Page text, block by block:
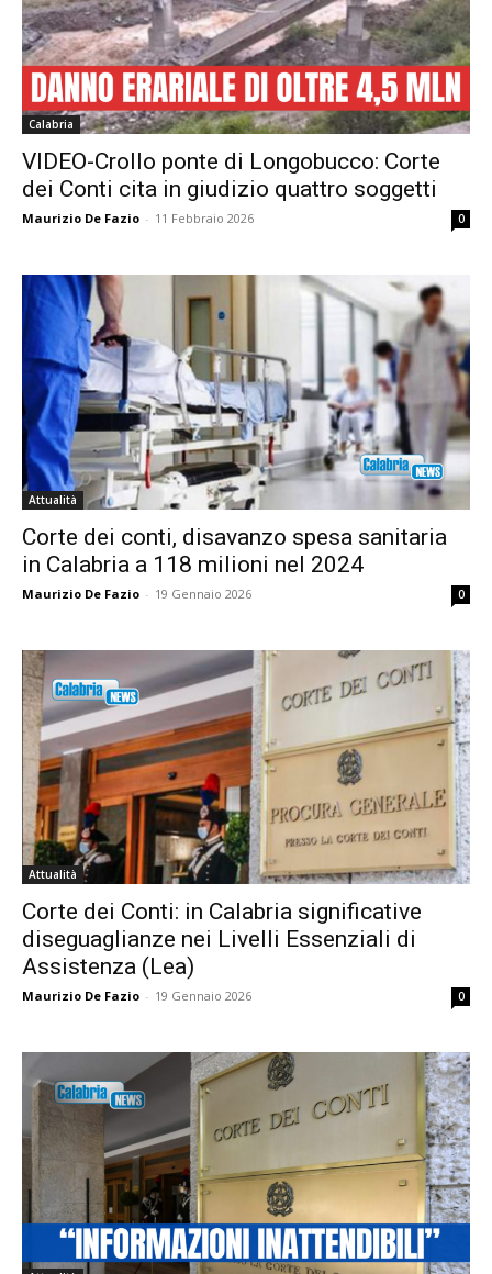
Calabria
VIDEO-Crollo ponte di Longobucco: Corte
dei Conti cita in giudizio quattro soggetti
Maurizio De Fazio - 11 Febbraio 2026 0
Attualità
Corte dei conti, disavanzo spesa sanitaria
in Calabria a 118 milioni nel 2024
Maurizio De Fazio - 19 Gennaio 2026 0
Attualità
Corte dei Conti: in Calabria significative
diseguaglianze nei Livelli Essenziali di
Assistenza (Lea)
Maurizio De Fazio - 19 Gennaio 2026 0